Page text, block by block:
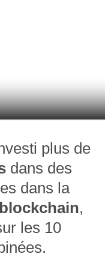
plus de
dans des
dans la
blockchain,
les 10